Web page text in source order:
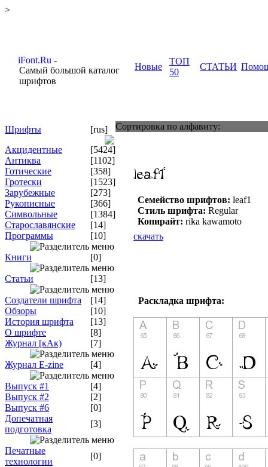
>
Самый большой каталог
шрифтов
Новые
ТОП
50
СТАТЬИ
Шрифты
[rus]
Акцидентные
[5424]
Антиква
[1102]
Готические
[358]
Гротески
[1523]
Зарубежные
[273]
Рукописные
[366]
Символьные
[1384]
Старославянские
[14]
Программы
[10]
Книги [0]
Статьи [13]
Создатели шрифта
[14]
Обзоры
[10]
История шрифта
[13]
О шрифте
[8]
Журнал [кАк)
[7]
Журнал E-zine [4]
Выпуск #1
[4]
Выпуск #2
[2]
Выпуск #6
[0]
Допечатная
подготовка
[3]
Печатные
технологии
[0]
Сортировка по алфавиту:
Семейство шрифтов: leaf1
Стиль шрифта: Regular
Копирайт: rika kawamoto
скачать
Раскладка шрифта: